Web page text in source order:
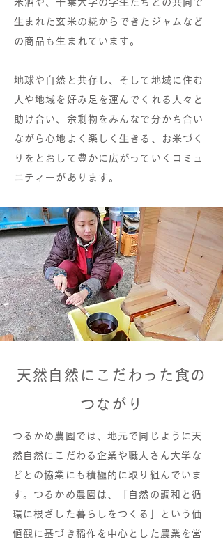
米酒や、千葉大学の学生たちとの共同で
生まれた玄米の糀からできたジャムなど
の商品も生まれています。
地球や自然と共存し、そして地域に住む
人や地域を好み足を運んでくれる人々と
助け合い、余剰物をみんなで分かち合い
ながら心地よく楽しく生きる、お米づく
りをとおして豊かに広がっていくコミュ
ニティーがあります。
天然自然にこだわった食の
つながり
つるかめ農園では、地元で同じように天
然自然にこだわる企業や職人さん大学な
どとの協業にも積極的に取り組んでいま
す。つるかめ農園は、「自然の調和と循
環に根ざした暮らしをつくる」という価
値観に基づき稲作を中心とした農業を営